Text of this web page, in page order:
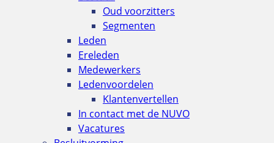
Oud voorzitters
Segmenten
Leden
Ereleden
Medewerkers
Ledenvoordelen
Klantenvertellen
In contact met de NUVO
Vacatures